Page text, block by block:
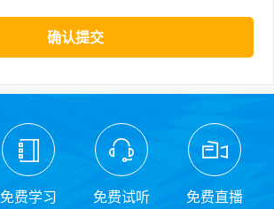
确认提交
免费学习 免费试听 免费直播